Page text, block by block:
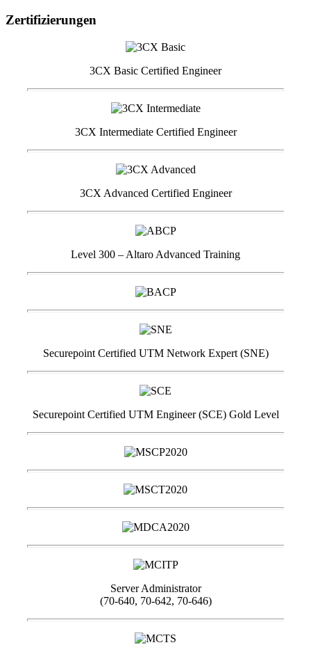
Zertifizierungen
3CX Basic Certified Engineer
3CX Intermediate Certified Engineer
3CX Advanced Certified Engineer
Level 300 – Altaro Advanced Training
Securepoint Certified UTM Network Expert (SNE)
Securepoint Certified UTM Engineer (SCE) Gold Level
Server Administrator
(70-640, 70-642, 70-646)